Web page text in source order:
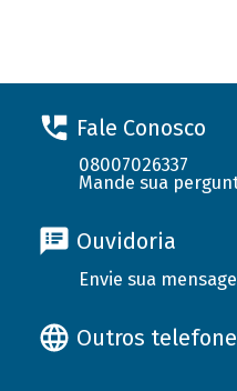
Fale Conosco
08007026337
Mande sua
Ouvidoria
Envie sua
Outros